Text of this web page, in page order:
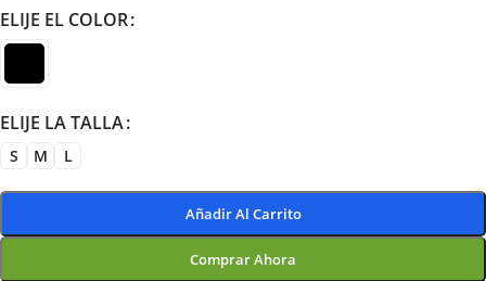
ELIJE EL COLOR
ELIJE LA TALLA
S M L
Añadir Al Carrito
Comprar Ahora